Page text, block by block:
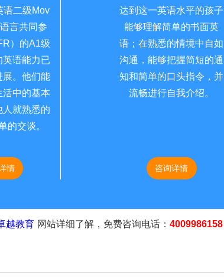
语二级Mov
言共同参
）的A1级
英语能力已
展。他们能
活中的基本
人就熟悉的
的交谈。
情
达到这一英语水平的孩子
能够理解简单的书面英
语；在熟悉的情境中自如
沟通，能够把握简短的通
知和简单的口头指令，并
流畅进行自我介绍。
咨询详情
越教育 网站详细了解，免费咨询电话： 4009986158